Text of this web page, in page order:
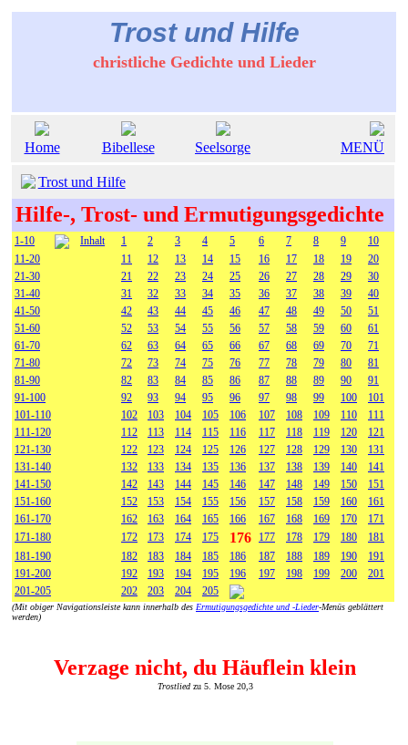
Trost und Hilfe
christliche Gedichte und Lieder
Home Bibellese Seelsorge MENÜ
Trost und Hilfe
Hilfe-, Trost- und Ermutigungsgedichte
1-10 Inhalt 1 2 3 4 5 6 7 8 9
10
11-20
11 12 13 14 15 16 17 18 19
20
21-30
21 22 23 24 25 26 27 28 29
30
31-40
31 32 33 34 35 36 37 38 39
40
41-50
42 43 44 45 46 47 48 49 50
51
51-60
52 53 54 55 56 57 58 59 60
61
61-70
62 63 64 65 66 67 68 69 70
71
71-80
72 73 74 75 76 77 78 79 80
81
81-90
82 83 84 85 86 87 88 89 90
91
91-100
92 93 94 95 96 97 98 99 100
101
101-110
102 103 104 105 106 107 108 109 110
111
111-120
112 113 114 115 116 117 118 119 120
121
121-130
122 123 124 125 126 127 128 129 130
131
131-140
132 133 134 135 136 137 138 139 140
141
141-150
142 143 144 145 146 147 148 149 150
151
151-160
152 153 154 155 156 157 158 159 160
161
161-170
162 163 164 165 166 167 168 169 170
171
171-180
172 173 174 175 176 177 178 179 180
181
181-190
182 183 184 185 186 187 188 189 190
191
191-200
192 193 194 195 196 197 198 199 200
201
201-205
202 203 204 205
(Mit obiger Navigationsleiste kann innerhalb des Ermutigungsgedichte und -Lieder-Menüs geblättert
werden)
Verzage nicht, du Häuflein klein
Trostliedzu 5. Mose 20,3